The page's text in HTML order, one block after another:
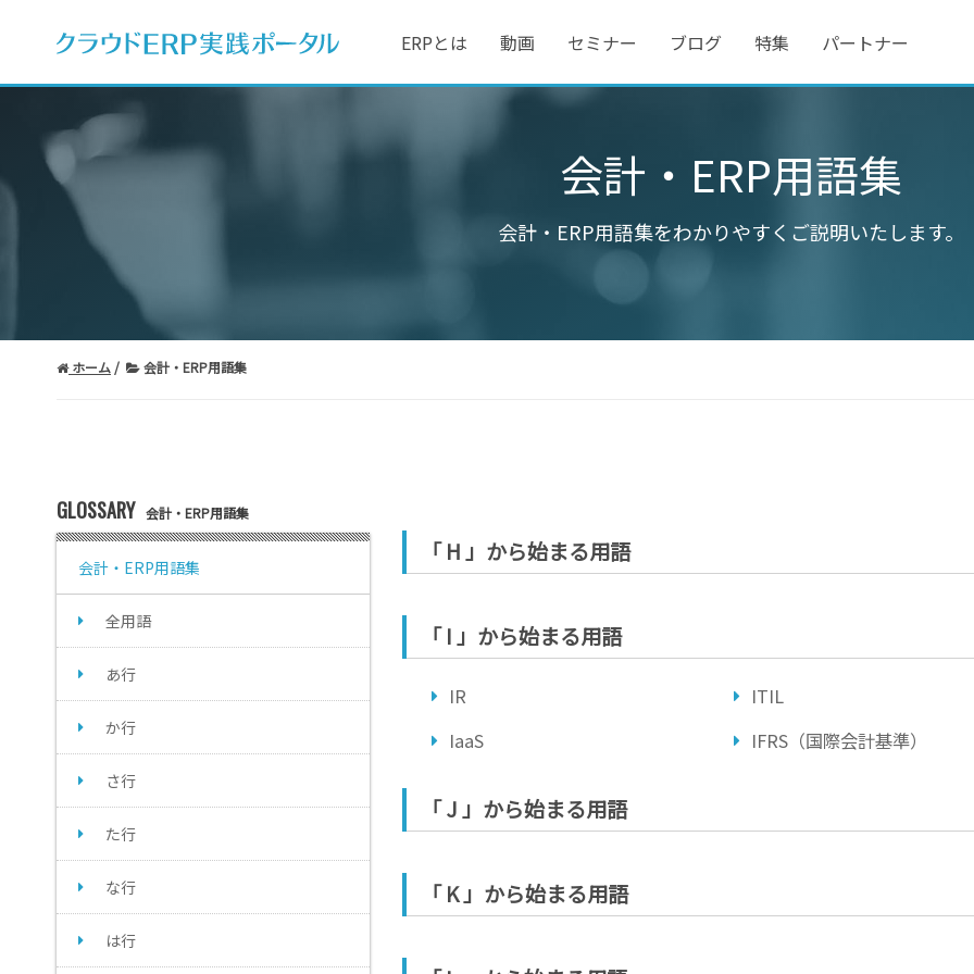
ERPとは 動画 セミナー ブログ 特集 パートナー
会計・ERP用語集
会計・ERP用語集をわかりやすくご説明いたします。
ホーム 会計・ERP用語集
GLOSSARY 会計・ERP用語集
会計・ERP用語集
全用語
あ行
か行
さ行
た行
な行
は行
「 H 」から始まる用語
「 I 」から始まる用語
IR
ITIL
IaaS
IFRS（国際会計基準）
「 J 」から始まる用語
「 K 」から始まる用語